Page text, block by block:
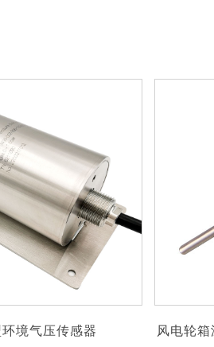
轮箱温度传感器2*pt100热电阻温